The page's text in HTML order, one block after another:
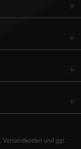
Versandkosten und ggf.